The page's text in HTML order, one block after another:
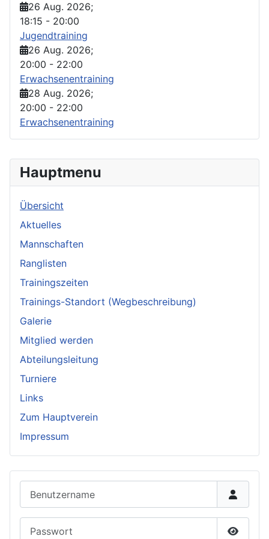
Hauptmenu
Übersicht
Aktuelles
Mannschaften
Ranglisten
Trainingszeiten
Trainings-Standort (Wegbeschreibung)
Galerie
Mitglied werden
Abteilungsleitung
Turniere
Links
Zum Hauptverein
Impressum
26 Aug. 2026;
18:15 - 20:00
Jugendtraining
26 Aug. 2026;
20:00 - 22:00
Erwachsenentraining
28 Aug. 2026;
20:00 - 22:00
Erwachsenentraining